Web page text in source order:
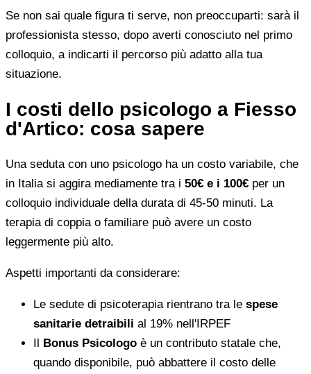
Se non sai quale figura ti serve, non preoccuparti: sarà il
professionista stesso, dopo averti conosciuto nel primo
colloquio, a indicarti il percorso più adatto alla tua
situazione.
I costi dello psicologo a Fiesso
d'Artico: cosa sapere
Una seduta con uno psicologo ha un costo variabile, che
in Italia si aggira mediamente tra i 50€ e i 100€ per un
colloquio individuale della durata di 45-50 minuti. La
terapia di coppia o familiare può avere un costo
leggermente più alto.
Aspetti importanti da considerare:
Le sedute di psicoterapia rientrano tra le spese
sanitarie detraibili al 19% nell'IRPEF
Il Bonus Psicologo è un contributo statale che,
quando disponibile, può abbattere il costo delle